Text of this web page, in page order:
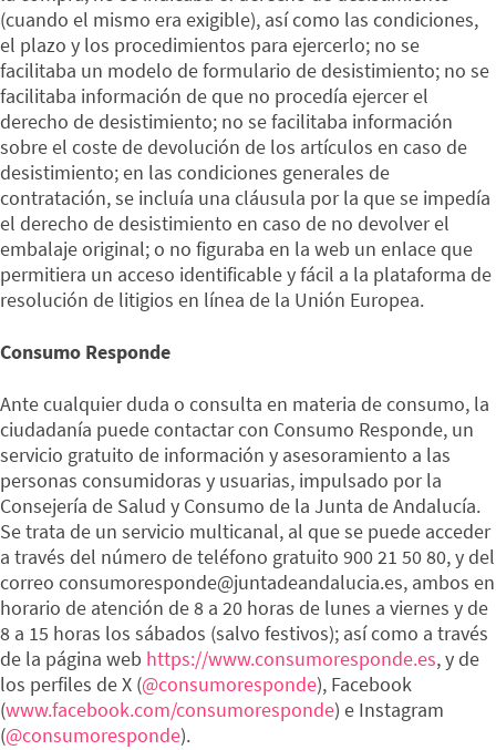
(cuando el mismo era exigible), así como las condiciones,
el plazo y los procedimientos para ejercerlo; no se
facilitaba un modelo de formulario de desistimiento; no se
facilitaba información de que no procedía ejercer el
derecho de desistimiento; no se facilitaba información
sobre el coste de devolución de los artículos en caso de
desistimiento; en las condiciones generales de
contratación, se incluía una cláusula por la que se impedía
el derecho de desistimiento en caso de no devolver el
embalaje original; o no figuraba en la web un enlace que
permitiera un acceso identificable y fácil a la plataforma de
resolución de litigios en línea de la Unión Europea.
Consumo Responde
Ante cualquier duda o consulta en materia de consumo, la
ciudadanía puede contactar con Consumo Responde, un
servicio gratuito de información y asesoramiento a las
personas consumidoras y usuarias, impulsado por la
Consejería de Salud y Consumo de la Junta de Andalucía.
Se trata de un servicio multicanal, al que se puede acceder
a través del número de teléfono gratuito 900 21 50 80, y del
correo consumoresponde@juntadeandalucia.es, ambos en
horario de atención de 8 a 20 horas de lunes a viernes y de
8 a 15 horas los sábados (salvo festivos); así como a través
de la página web https://www.consumoresponde.es, y de
los perfiles de X (@consumoresponde), Facebook
(www.facebook.com/consumoresponde) e Instagram
(@consumoresponde).